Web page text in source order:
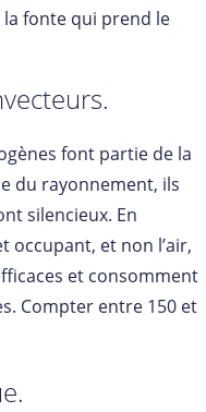
la fonte qui prend le
font partie de la
du rayonnement, ils
silencieux. En
occupant, et non l’air,
et consomment
Compter entre 150 et